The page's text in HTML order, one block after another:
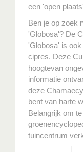
een 'open
Ben je op zoek
'Globosa'? De
'Globosa' is
cipres. Deze
hoogtevan
informatie
deze
bent van harte
Belangrijk om
tuincentrum